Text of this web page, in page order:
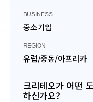
BUSINESS
중소기업
REGION
유럽/중동/아프리카
크리테오가 어떤
하신가요?